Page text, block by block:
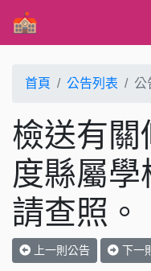
首頁 公告列表 公
檢送有關
度縣屬學
請查照。
上一則公告 下一